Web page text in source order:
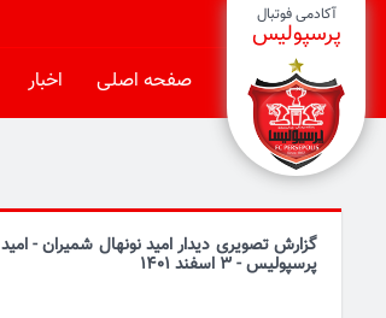
آکادمی فوتبال
پرسپولیس
صفحه اصلی اخبار
گزارش تصویری دیدار امید نونهال شمیران - امید
پرسپولیس - 3 اسفند 1401